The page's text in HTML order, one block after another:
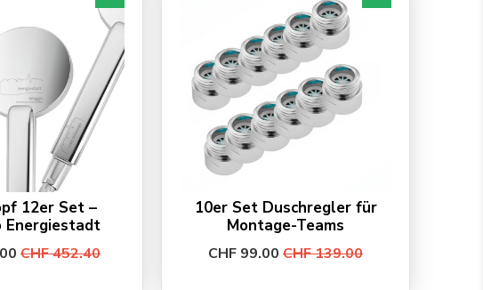
12er Set –
Energiestadt
CHF 452.40
10er Set Duschregler für
Montage-Teams
CHF 99.00 CHF 139.00